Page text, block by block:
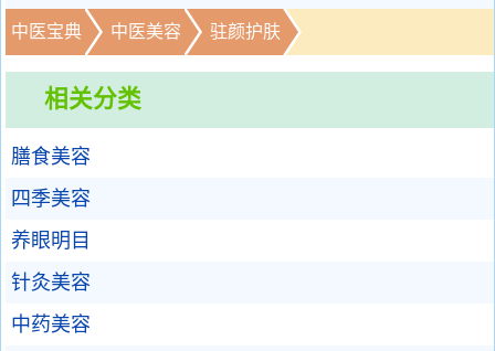
中医宝典 中医美容 驻颜护肤
相关分类
膳食美容
四季美容
养眼明目
针灸美容
中药美容